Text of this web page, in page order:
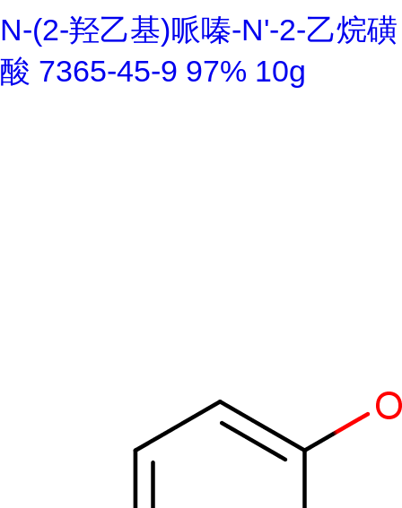
N-(2-羟乙基)哌嗪-N'-2-乙烷磺
酸 7365-45-9 97% 10g